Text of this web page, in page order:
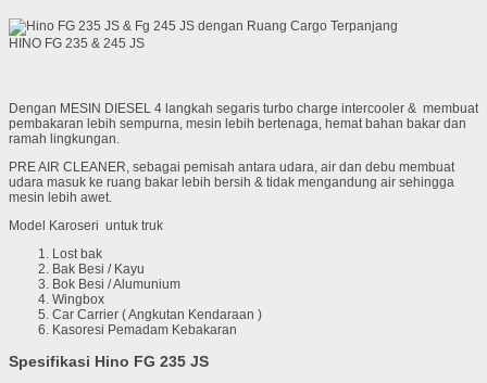
HINO FG 235 & 245 JS
Dengan MESIN DIESEL 4 langkah segaris turbo charge intercooler & membuat
pembakaran lebih sempurna, mesin lebih bertenaga, hemat bahan bakar dan
ramah lingkungan.
PRE AIR CLEANER, sebagai pemisah antara udara, air dan debu membuat
udara masuk ke ruang bakar lebih bersih & tidak mengandung air sehingga
mesin lebih awet.
Model Karoseri untuk truk
Lost bak
Bak Besi / Kayu
Bok Besi / Alumunium
Wingbox
Car Carrier ( Angkutan Kendaraan )
Kasoresi Pemadam Kebakaran
Spesifikasi Hino FG 235 JS